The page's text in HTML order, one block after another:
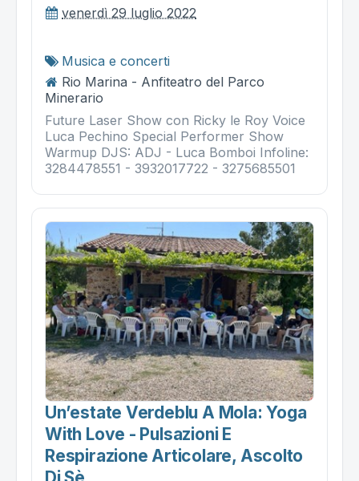
venerdì 29 luglio 2022
Musica e concerti
Rio Marina - Anfiteatro del Parco
Minerario
Future Laser Show con Ricky le Roy Voice
Luca Pechino Special Performer Show
Warmup DJS: ADJ - Luca Bomboi Infoline:
3284478551 - 3932017722 - 3275685501
Un’estate Verdeblu A Mola: Yoga
With Love - Pulsazioni E
Respirazione Articolare, Ascolto